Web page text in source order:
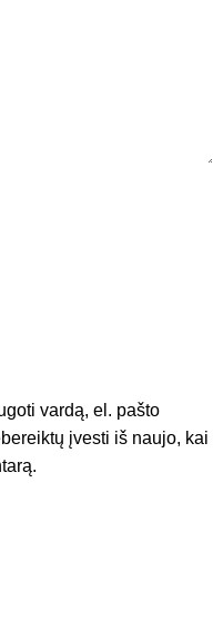
vardą, el. pašto
įvesti iš naujo, kai